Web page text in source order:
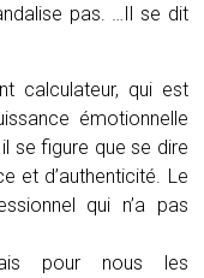
pas. …Il se dit
calculateur, qui est
émotionnelle
il se figure que se dire
et d’authenticité. Le
qui n’a pas
pour nous les